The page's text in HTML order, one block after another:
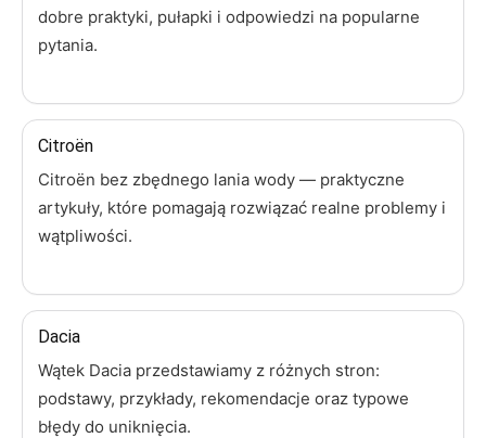
dobre praktyki, pułapki i odpowiedzi na popularne
pytania.
Citroën
Citroën bez zbędnego lania wody — praktyczne
artykuły, które pomagają rozwiązać realne problemy i
wątpliwości.
Dacia
Wątek Dacia przedstawiamy z różnych stron:
podstawy, przykłady, rekomendacje oraz typowe
błędy do uniknięcia.